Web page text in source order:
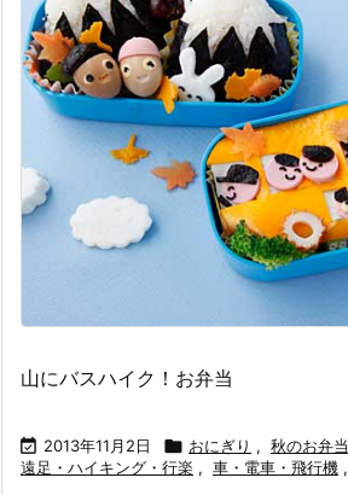
山にバスハイク！お弁当
 2013年11月2日  おにぎり , 秋のお弁当
遠足・ハイキング・行楽 , 車・電車・飛行機 ,